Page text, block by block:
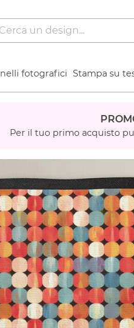
fotografici Stampa su
Per il tuo primo acquisto